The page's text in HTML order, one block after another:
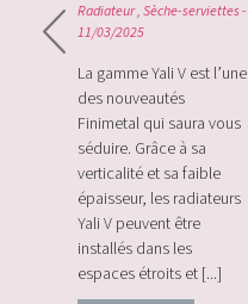
Radiateur,Sèche-serviettes-
11/03/2025
La gamme Yali V est l’une
des nouveautés
Finimetal qui saura vous
séduire. Grâce à sa
verticalité et sa faible
épaisseur, les radiateurs
Yali V peuvent être
installés dans les
espaces étroits et [...]